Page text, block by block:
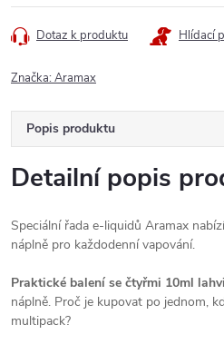
Dotaz k produktu Hlídací
Značka:Aramax
Popis produktu
Detailní popis
Speciální řada e-liquidů Aramax
náplně pro každodenní vapování.
Praktické balení se čtyřmi 10ml
náplně. Proč je kupovat po jednom,
multipack?